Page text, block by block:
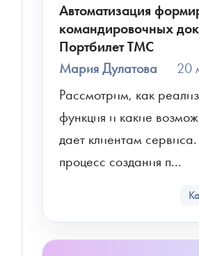
Автоматизация
командировочных
Портбилет TMC
Мария Дулатова
20
Рассмотрим, как
функция и какие
дает клиентам
процесс создания п...